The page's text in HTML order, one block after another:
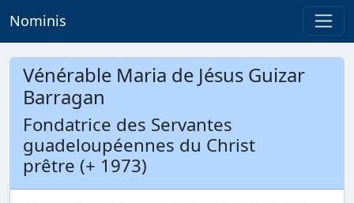
Nominis
Vénérable Maria de Jésus Guizar
Barragan
Fondatrice des Servantes
guadeloupéennes du Christ
prêtre (+ 1973)